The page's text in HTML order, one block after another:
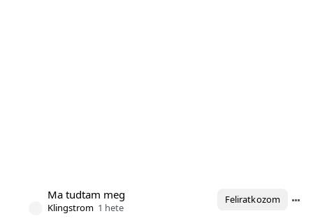
Ma tudtam meg
Klingstrom 1 hete
Feliratkozom